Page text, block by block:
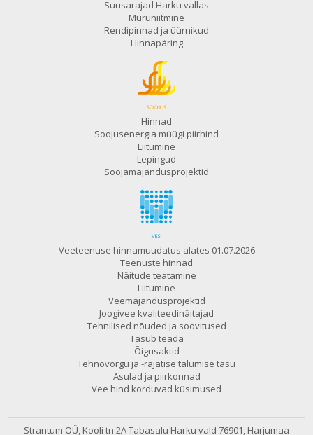
Suusarajad Harku vallas
Muruniitmine
Rendipinnad ja üürnikud
Hinnapäring
Hinnad
Soojusenergia müügi piirhind
Liitumine
Lepingud
Soojamajandusprojektid
Veeteenuse hinnamuudatus alates 01.07.2026
Teenuste hinnad
Näitude teatamine
Liitumine
Veemajandusprojektid
Joogivee kvaliteedinäitajad
Tehnilised nõuded ja soovitused
Tasub teada
Õigusaktid
Tehnovõrgu ja -rajatise talumise tasu
Asulad ja piirkonnad
Vee hind korduvad küsimused
Strantum OÜ, Kooli tn 2A Tabasalu Harku vald 76901, Harjumaa